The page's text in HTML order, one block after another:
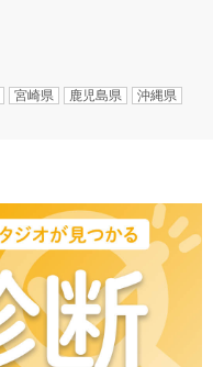
宮崎県 鹿児島県 沖縄県